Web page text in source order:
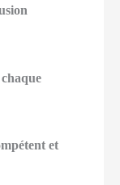
et